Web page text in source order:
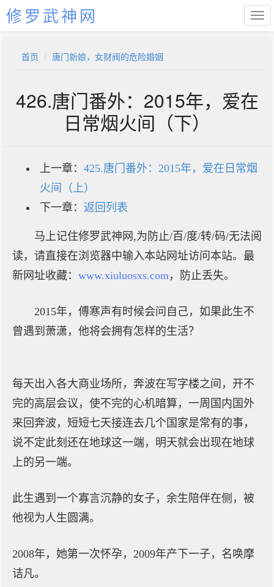
修罗武神网
首页 唐门新娘，女财阀的危险婚姻
426.唐门番外：2015年，爱在
日常烟火间（下）
上一章： 425.唐门番外：2015年，爱在日常烟
火间（上）
下一章： 返回列表
马上记住修罗武神网,为防止/百/度/转/码/无法阅
读，请直接在浏览器中输入本站网址访问本站。最
新网址收藏： www.xiuluosxs.com，防止丢失。
2015年，傅寒声有时候会问自己，如果此生不
曾遇到萧潇，他将会拥有怎样的生活？
每天出入各大商业场所，奔波在写字楼之间，开不
完的高层会议，使不完的心机暗算，一周国内国外
来回奔波，短短七天接连去几个国家是常有的事，
说不定此刻还在地球这一端，明天就会出现在地球
上的另一端。
此生遇到一个寡言沉静的女子，余生陪伴在侧，被
他视为人生圆满。
2008年，她第一次怀孕，2009年产下一子，名唤摩
诘凡。